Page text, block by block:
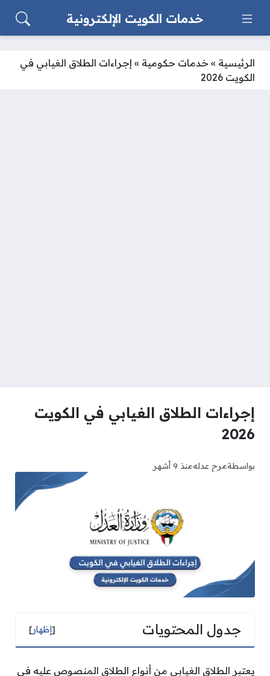
خدمات الكويت الإلكترونية
الرئيسية » خدمات حكومية » إجراءات الطلاق الغيابي في
الكويت 2026
إجراءات الطلاق الغيابي في الكويت
2026
بواسطةمرح عدلهمنذ 9 أشهر
جدول المحتويات [إظهار]
يعتبر الطلاق الغيابي من أنواع الطلاق المنصوص عليه في